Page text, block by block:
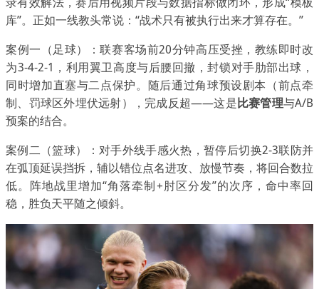
库”。正如一线教头常说：“战术只有被执行出来才算存在。”
案例一（足球）：联赛客场前20分钟高压受挫，教练即时改
为3-4-2-1，利用翼卫高度与后腰回撤，封锁对手肋部出球，
同时增加直塞与二点保护。随后通过角球预设剧本（前点牵
制、罚球区外埋伏远射），完成反超——这是比赛管理与A/B
预案的结合。
案例二（篮球）：对手外线手感火热，暂停后切换2-3联防并
在弧顶延误挡拆，辅以错位点名进攻、放慢节奏，将回合数拉
低。阵地战里增加“角落牵制+肘区分发”的次序，命中率回
稳，胜负天平随之倾斜。